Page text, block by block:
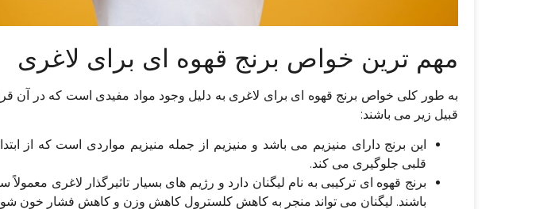
مهم ترین خواص برنج قهوه‌ ای برای لاغری
به طور کلی خواص برنج قهوه‌ ای برای لاغری به دلیل وجود مواد مفیدی است که در آن قرار
قبیل زیر می‌ باشند:
این برنج دارای منیزیم می‌ باشد و منیزیم از جمله منیزیم مواردی است که از
قلبی جلوگیری می‌ کند.
برنج قهوه‌ ای ترکیبی به نام لیگنان دارد و رژیم‌ های بسیار تاثیرگذار لاغری
باشند. لیگنان می‌ تواند منجر به کاهش کلسترول کاهش وزن و کاهش فشار خون